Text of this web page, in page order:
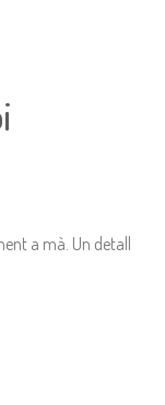
a mà. Un detall